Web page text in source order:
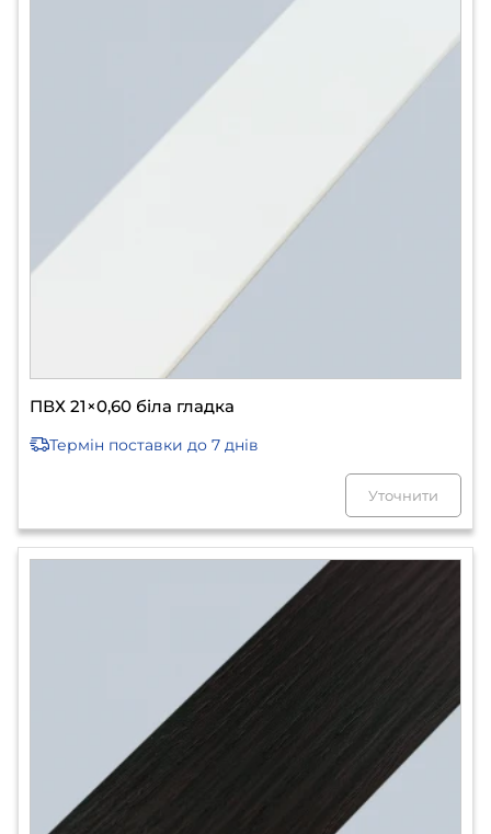
ПВХ 21×0,60 біла гладка
Термін поставки до 7 днів
Уточнити